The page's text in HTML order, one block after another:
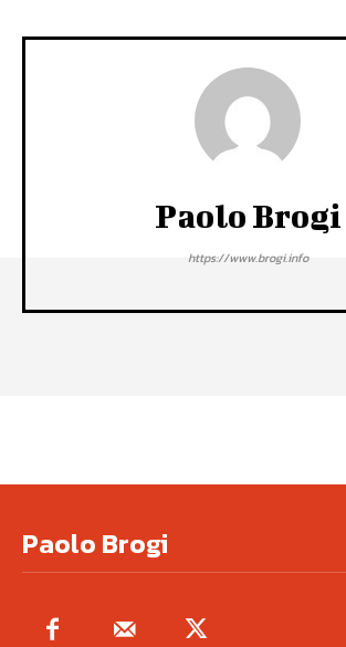
Paolo Brogi
https://www.brogi.info
Paolo Brogi